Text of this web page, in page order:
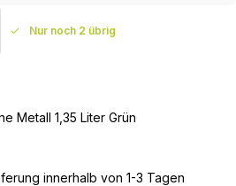
Nur noch 2 übrig
Metall 1,35 Liter Grün
innerhalb von 1-3 Tagen